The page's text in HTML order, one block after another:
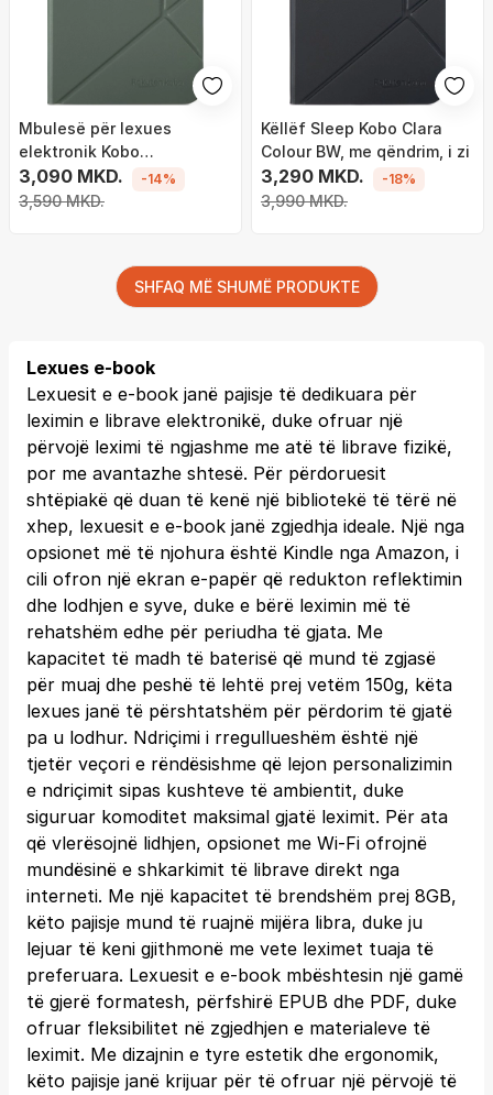
Mbulesë për lexues
elektronik Kobo
SleepCover Clara Colour
dhe Clara BW, funksion
3,090 MKD.
3,590 MKD.
-14%
Këllëf Sleep Kobo Clara
Colour BW, me qëndrim, i zi
3,290 MKD.
3,990 MKD.
-18%
SHFAQ MË SHUMË PRODUKTE
Lexues e-book
Lexuesit e e-book janë pajisje të dedikuara për
leximin e librave elektronikë, duke ofruar një
përvojë leximi të ngjashme me atë të librave fizikë,
por me avantazhe shtesë. Për përdoruesit
shtëpiakë që duan të kenë një bibliotekë të tërë në
xhep, lexuesit e e-book janë zgjedhja ideale. Një nga
opsionet më të njohura është Kindle nga Amazon, i
cili ofron një ekran e-papër që redukton reflektimin
dhe lodhjen e syve, duke e bërë leximin më të
rehatshëm edhe për periudha të gjata. Me
kapacitet të madh të baterisë që mund të zgjasë
për muaj dhe peshë të lehtë prej vetëm 150g, këta
lexues janë të përshtatshëm për përdorim të gjatë
pa u lodhur. Ndriçimi i rregullueshëm është një
tjetër veçori e rëndësishme që lejon personalizimin
e ndriçimit sipas kushteve të ambientit, duke
siguruar komoditet maksimal gjatë leximit. Për ata
që vlerësojnë lidhjen, opsionet me Wi-Fi ofrojnë
mundësinë e shkarkimit të librave direkt nga
interneti. Me një kapacitet të brendshëm prej 8GB,
këto pajisje mund të ruajnë mijëra libra, duke ju
lejuar të keni gjithmonë me vete leximet tuaja të
preferuara. Lexuesit e e-book mbështesin një gamë
të gjerë formatesh, përfshirë EPUB dhe PDF, duke
ofruar fleksibilitet në zgjedhjen e materialeve të
leximit. Me dizajnin e tyre estetik dhe ergonomik,
këto pajisje janë krijuar për të ofruar një përvojë të